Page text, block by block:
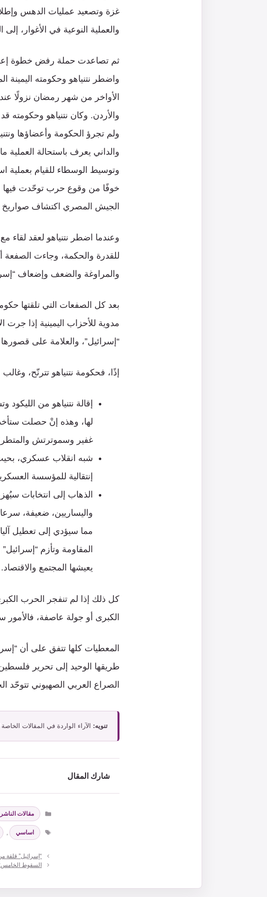
والعملية النوعية في الأغوار،
ثم تصاعدت حملة رفض خطوة
واضطر نتنياهو وحكومته
الأواخر من شهر رمضان نزولًا
ولم تجرؤ الحكومة وأعضاؤها
والداني يعرف باستحالة العملية
وتوسيط الوسطاء للقيام
خوفًا من وقوع حرب توحّدت فيها
الجيش المصري اكتشاف صواريخ
وعندما اضطر نتنياهو لعقد لقاء
للقدرة والحكمة، وجاءت الصفعة
والمراوغة والضعف وإضعاف
بعد كل الصفعات التي تلقتها
مدوية للأحزاب اليمينية إذا جرت
“إسرائيل”، والعلامة على
إذًا، فحكومة نتنياهو تترنّح،
إقالة نتنياهو من
لها، وهذه إنْ حصلت
غفير وسموترتش
شبه انقلاب عسكري،
إنتقالية للمؤسسة
الذهاب إلى انتخابات
واليساريين، ضعيفة،
مما سيؤدي إلى تعطيل
المقاومة وتأزم
يعيشها المجتمع والاقتصاد.
كل ذلك إذا لم تنفجر الحرب
الكبرى أو جولة عاصفة،
المعطيات كلها تتفق على أن
طريقها الوحيد إلى تحرير
الصراع العربي الصهيوني تتوحّد
تنويه: الآراء الواردة في المقالات
شارك المقال
التصنيفات
مقالات الناشر
الوسوم
اساسي ,
“إسرائيل” قلقة
السقوط